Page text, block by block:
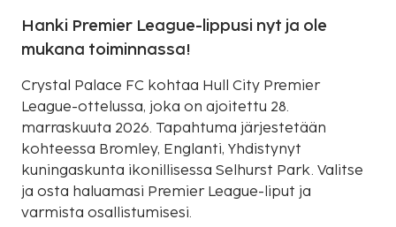
Hanki Premier League-lippusi nyt ja ole
mukana toiminnassa!
Crystal Palace FC kohtaa Hull City Premier
League-ottelussa, joka on ajoitettu 28.
marraskuuta 2026. Tapahtuma järjestetään
kohteessa Bromley, Englanti, Yhdistynyt
kuningaskunta ikonillisessa Selhurst Park. Valitse
ja osta haluamasi Premier League-liput ja
varmista osallistumisesi.